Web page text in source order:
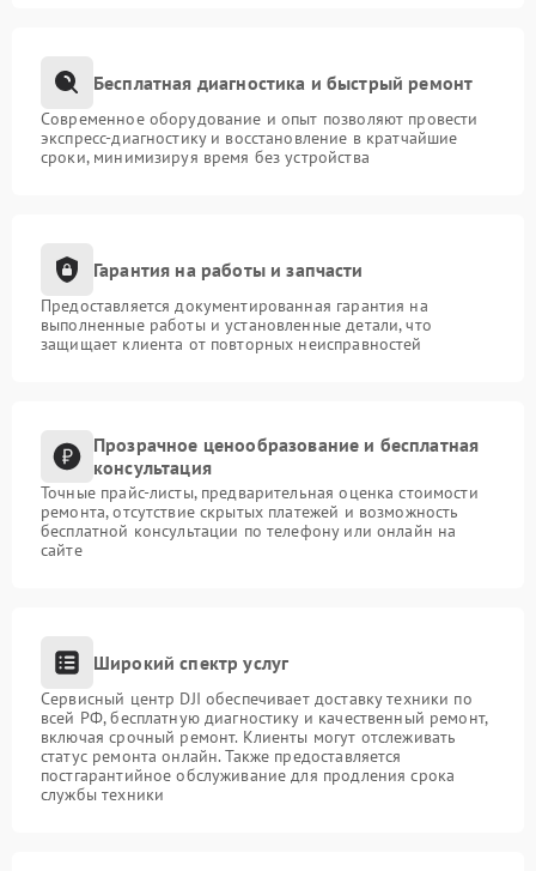
Бесплатная диагностика и быстрый ремонт
Современное оборудование и опыт позволяют провести
экспресс-диагностику и восстановление в кратчайшие
сроки, минимизируя время без устройства
Гарантия на работы и запчасти
Предоставляется документированная гарантия на
выполненные работы и установленные детали, что
защищает клиента от повторных неисправностей
Прозрачное ценообразование и бесплатная
консультация
Точные прайс-листы, предварительная оценка стоимости
ремонта, отсутствие скрытых платежей и возможность
бесплатной консультации по телефону или онлайн на
сайте
Широкий спектр услуг
Сервисный центр DJI обеспечивает доставку техники по
всей РФ, бесплатную диагностику и качественный ремонт,
включая срочный ремонт. Клиенты могут отслеживать
статус ремонта онлайн. Также предоставляется
постгарантийное обслуживание для продления срока
службы техники